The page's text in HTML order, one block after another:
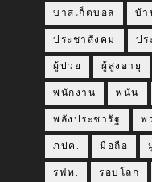
บาสเก็ตบอล บ้า
ประชาสังคม ปร
ผู้ป่วย ผู้สูงอายุ
พนักงาน พนัน
พลังประชารัฐ พ
ภปค. มือถือ
รฟท. รอบโลก